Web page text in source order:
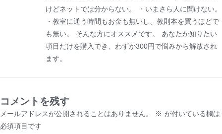
けどネットでは分からない。 ・いまさら人に聞けない。
・教室に通う時間もお金も無いし、教則本を買うほどで
も無い。 そんな方にオススメです。 あなたが知りたい
項目だけを購入でき、わずか300円で悩みから解放され
ます。
コメントを残す
メールアドレスが公開されることはありません。 ※ が付いている欄は
必須項目です